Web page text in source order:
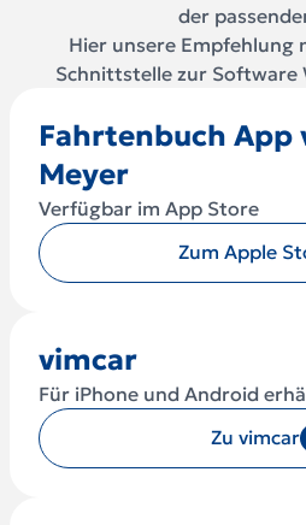
der
Hier unsere Empfehlung
Schnittstelle zur Software
Fahrtenbuch App
Meyer
Verfügbar im App Store
Zum Apple
vimcar
Für iPhone und Android
Zu vimcar